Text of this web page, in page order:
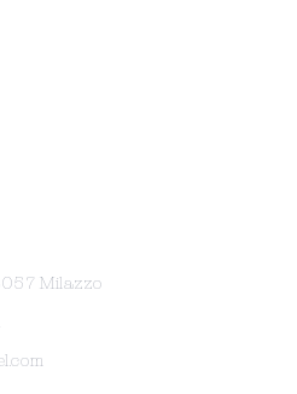
Milazzo